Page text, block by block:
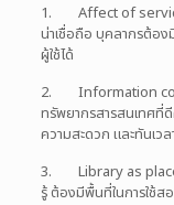
1. Affect of service
น่าเชื่อถือ บุคลากรต้อ
ผู้ใช้ได้
2. Information
ทรัพยากรสารสนเทศที่
ความสะดวก และทันเว
3. Library as place
รู้ ต้องมีพื้นที่ในการใช้